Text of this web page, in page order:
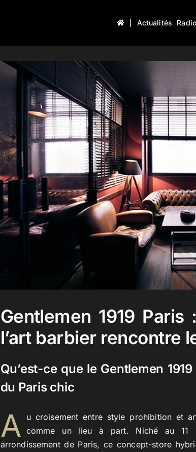
Actualités
Gentlemen 1919 Paris
l’art barbier rencontre
Qu’est-ce que le Gentlemen
du Paris chic
A u croisement entre style prohibition et
comme un lieu à part. Niché au 11
arrondissement de Paris, ce concept-store